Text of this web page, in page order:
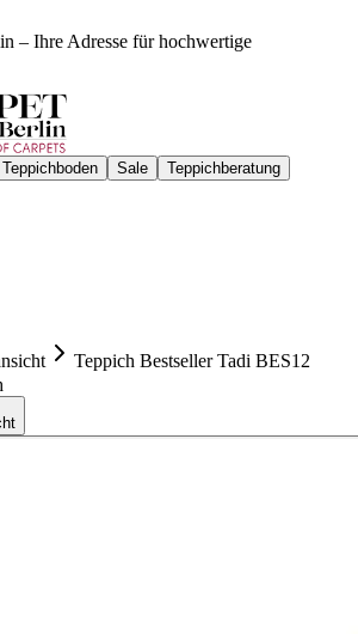
– Ihre Adresse für hochwertige
Sale Teppichberatung
Teppich Bestseller Tadi BES12